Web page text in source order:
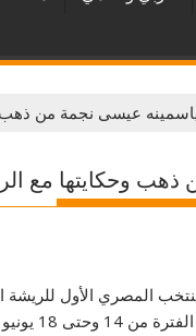
عيسى نجمة من ذهب
وحكايتها مع
المصري الأول للريشة
يونيو الجارى